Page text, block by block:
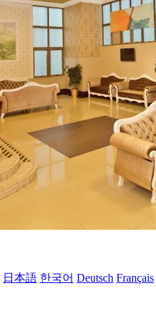
日本語 한국어 Deutsch Français